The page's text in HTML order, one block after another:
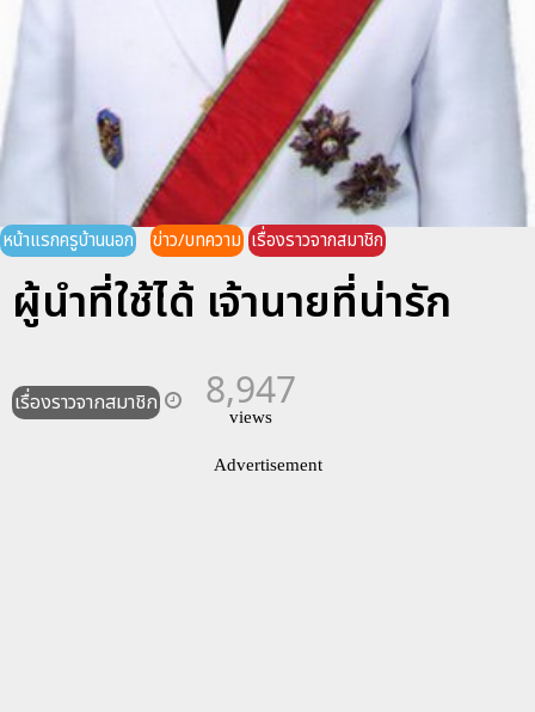
หน้าแรกครูบ้านนอก ข่าว/บทความ เรื่องราวจากสมาชิก
ผู้นำที่ใช้ได้ เจ้านายที่น่ารัก
เรื่องราวจากสมาชิก 8,947
views
Advertisement